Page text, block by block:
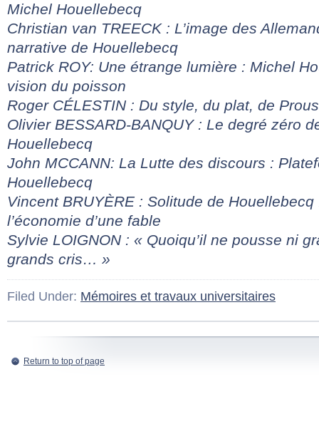
Michel Houellebecq
Christian van TREECK : L’image des
narrative de Houellebecq
Patrick ROY: Une étrange lumière : Michel
vision du poisson
Roger CÉLESTIN : Du style, du plat, de
Olivier BESSARD-BANQUY : Le degré zéro
Houellebecq
John MCCANN: La Lutte des discours :
Houellebecq
Vincent BRUYÈRE : Solitude de
l’économie d’une fable
Sylvie LOIGNON : « Quoiqu’il ne pousse ni
grands cris… »
Filed Under: Mémoires et travaux universitaires
Return to top of page